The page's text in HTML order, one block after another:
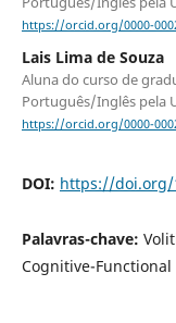
https://orcid.org/0000-
Lais Lima de Souza
Aluna do curso de
Português/Inglês pela
https://orcid.org/0000-
DOI: https://doi.org/
Palavras-chave:
Cognitive-